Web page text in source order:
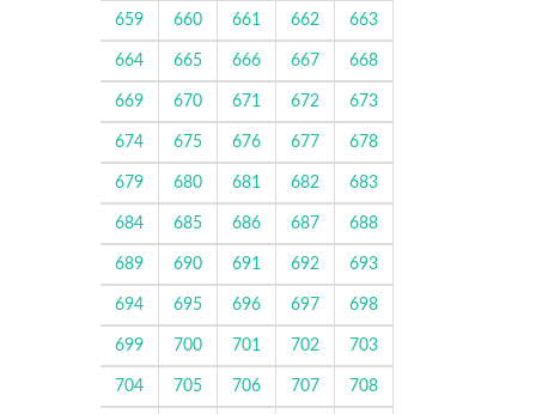
659 660 661 662 663
664 665 666 667 668
669 670 671 672 673
674 675 676 677 678
679 680 681 682 683
684 685 686 687 688
689 690 691 692 693
694 695 696 697 698
699 700 701 702 703
704 705 706 707 708